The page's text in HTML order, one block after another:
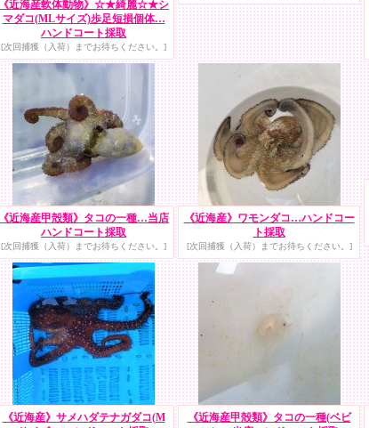
《近海産軟体動物》☆★綺麗☆★シ
マダコ(MLサイズ)歩足短損個体…
ハンドコート採取
[次回捕獲（入荷）までお待ちください。]
《近海産甲殻類》タコの一種…当店
ハンドコート採取
[次回捕獲（入荷）までお待ちください。]
《近海産》ワモンダコ…ハンドコー
ト採取
[次回捕獲（入荷）までお待ちください。]
《近海産》サメハダテナガダコ(M
《近海産甲殻類》タコの一種(ベビ